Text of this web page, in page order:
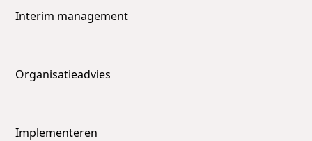
Interim management
Organisatieadvies
Implementeren